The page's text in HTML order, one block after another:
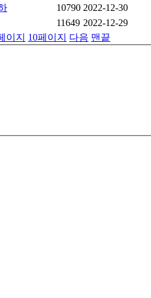
10790 2022-12-30
11649 2022-12-29
이지 10페이지 다음 맨끝